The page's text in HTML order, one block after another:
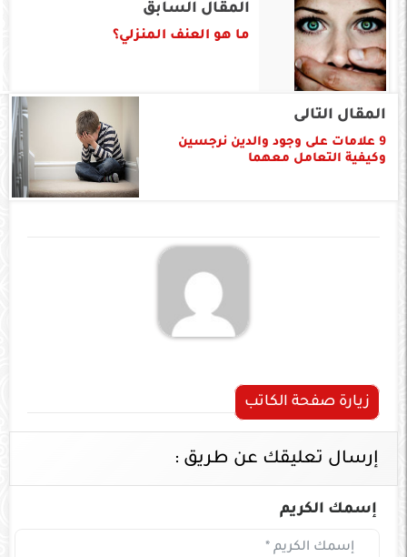
المقال السابق
ما هو العنف المنزلي؟
المقال التالى
9 علامات على وجود والدين نرجسين
وكيفية التعامل معهما
زيارة صفحة الكاتب
إرسال تعليقك عن طريق :
إسمك الكريم